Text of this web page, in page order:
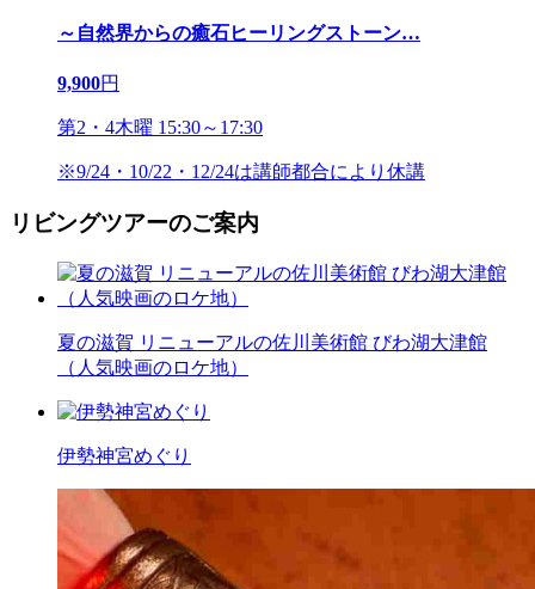
～自然界からの癒石ヒーリングストーン…
9,900円
第2・4木曜 15:30～17:30
※9/24・10/22・12/24は講師都合により休講
リビングツアーのご案内
夏の滋賀 リニューアルの佐川美術館 びわ湖大津館
（人気映画のロケ地）
伊勢神宮めぐり